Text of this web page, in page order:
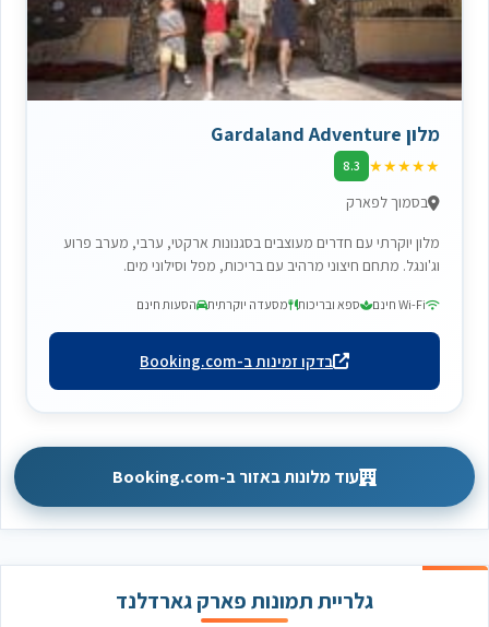
מלון Gardaland Adventure
★
★
★
★
★
8.3
בסמוך לפארק
מלון יוקרתי עם חדרים מעוצבים בסגנונות ארקטי, ערבי, מערב פרוע
וג'ונגל. מתחם חיצוני מרהיב עם בריכות, מפל וסילוני מים.
Wi-Fi חינם ספא ובריכות מסעדה יוקרתית הסעות חינם
בדקו זמינות ב-Booking.com
עוד מלונות באזור ב-Booking.com
גלריית תמונות פארק גארדלנד